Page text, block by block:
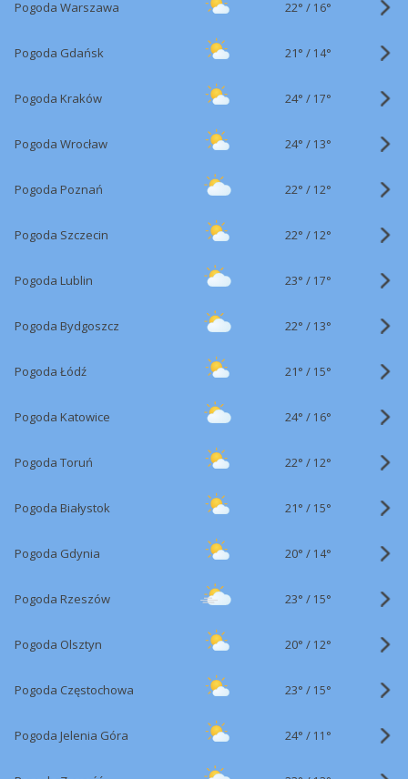
Pogoda Warszawa 22° / 16°
Pogoda Gdańsk 21° / 14°
Pogoda Kraków 24° / 17°
Pogoda Wrocław 24° / 13°
Pogoda Poznań 22° / 12°
Pogoda Szczecin 22° / 12°
Pogoda Lublin 23° / 17°
Pogoda Bydgoszcz 22° / 13°
Pogoda Łódź 21° / 15°
Pogoda Katowice 24° / 16°
Pogoda Toruń 22° / 12°
Pogoda Białystok 21° / 15°
Pogoda Gdynia 20° / 14°
Pogoda Rzeszów 23° / 15°
Pogoda Olsztyn 20° / 12°
Pogoda Częstochowa 23° / 15°
Pogoda Jelenia Góra 24° / 11°